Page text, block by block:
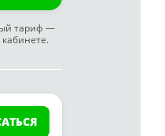
тариф —